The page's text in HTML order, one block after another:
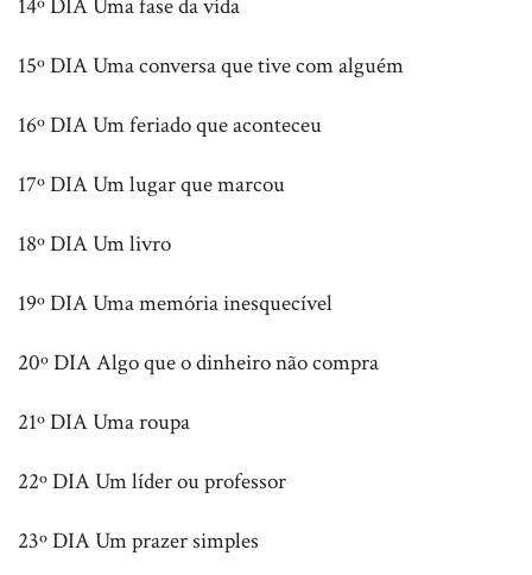
14º DIA Uma fase da vida
15º DIA Uma conversa que tive com alguém
16º DIA Um feriado que aconteceu
17º DIA Um lugar que marcou
18º DIA Um livro
19º DIA Uma memória inesquecível
20º DIA Algo que o dinheiro não compra
21º DIA Uma roupa
22º DIA Um líder ou professor
23º DIA Um prazer simples